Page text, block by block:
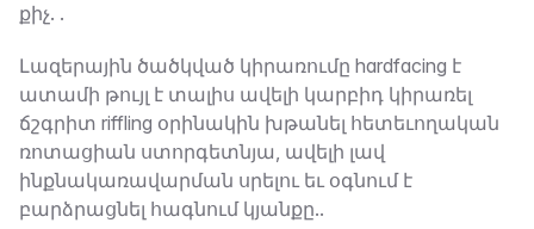
քիչ. .
Լազերային ծածկված կիրառումը hardfacing է
ատամի թույլ է տալիս ավելի կարբիդ կիրառել
ճշգրիտ riffling օրինակին խթանել հետեւողական
ռոտացիան ստորգետնյա, ավելի լավ
ինքնակառավարման սրելու եւ օգնում է
բարձրացնել հագնում կյանքը..